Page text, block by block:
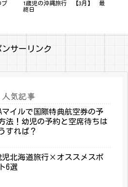
プ
1歳児の沖縄旅行 【3月】 最
終日
ンサーリンク
人気記事
マイルで国際特典航空券の予
法！幼児の予約と空席待ちは
すれば？
児北海道旅行×オススメスポ
6選